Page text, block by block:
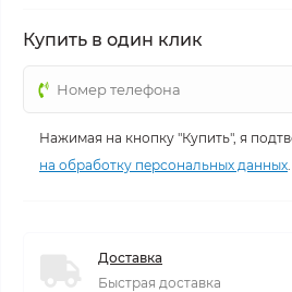
Купить в один клик
Нажимая на кнопку "Купить", я
на обработку персональных данных
Доставка
Быстрая доставка